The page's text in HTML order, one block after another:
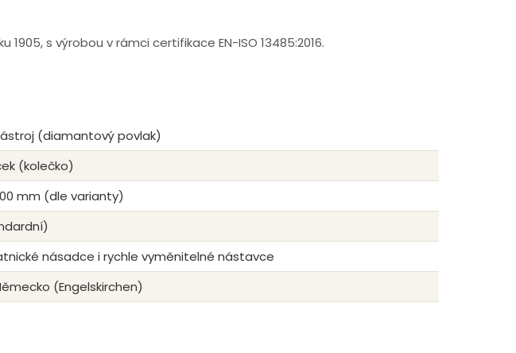
s výrobou v rámci certifikace EN-ISO 13485:2016.
(diamantový povlak)
(kolečko)
mm (dle varianty)
násadce i rychle vyměnitelné nástavce
(Engelskirchen)